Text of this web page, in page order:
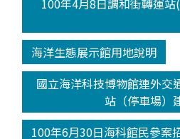
100年4月8日調和街轉運
海洋生態展示館用地說明
國立海洋科技博物館連外交
站（停車場）
100年6月30日海科館民參案